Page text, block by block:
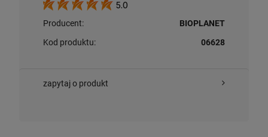
5.0
Producent:
BIOPLANET
Kod produktu:
06628
zapytaj o produkt